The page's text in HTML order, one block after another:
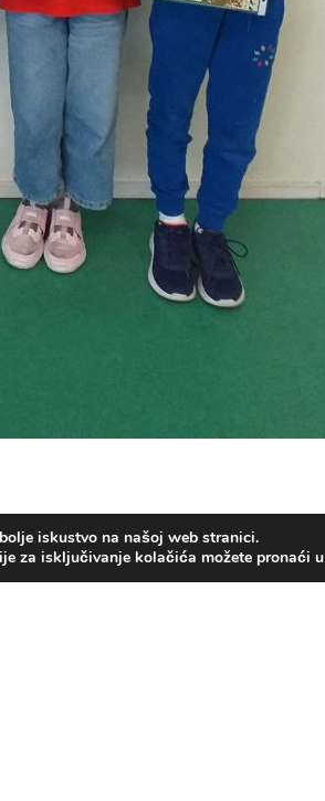
iskustvo na našoj web stranici.
za isključivanje kolačića možete pronaći u